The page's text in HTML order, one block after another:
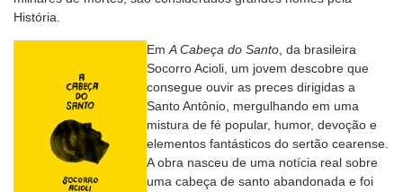
História.
Em A Cabeça do Santo , da brasileira
Socorro Acioli, um jovem descobre que
consegue ouvir as preces dirigidas a
Santo Antônio, mergulhando em uma
mistura de fé popular, humor, devoção e
elementos fantásticos do sertão cearense.
A obra nasceu de uma notícia real sobre
uma cabeça de santo abandonada e foi